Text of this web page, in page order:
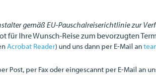
gemäß EU-Pauschalreiserichtlinie zur
für Ihre Wunsch-Reise zum bevorzugten
Acrobat Reader) und uns dann per E-Mail an
Post, per Fax oder eingescannt per E-Mail an